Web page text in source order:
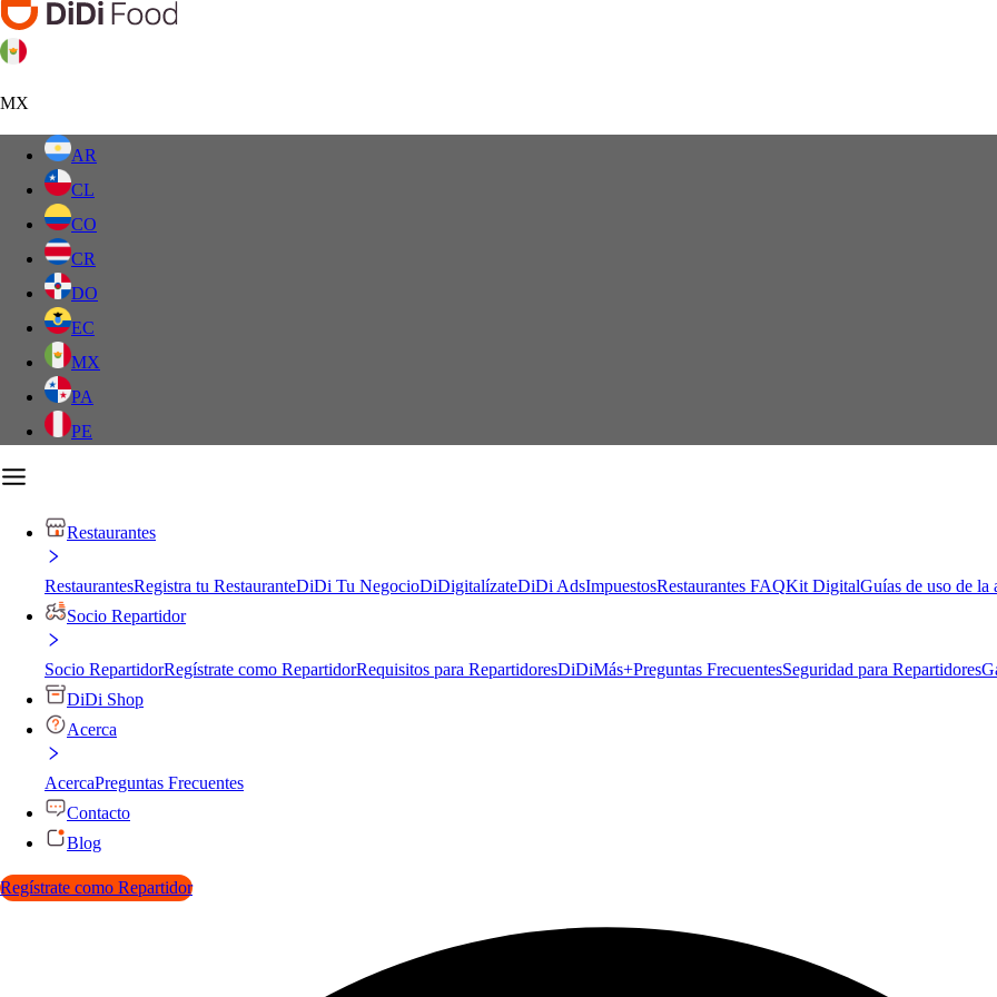
MX
AR
CL
CO
CR
DO
EC
MX
PA
PE
Restaurantes
RestaurantesRegistra tu RestauranteDiDi Tu NegocioDiDigitalízateDiDi AdsImpuestosRestaurantes FAQKit DigitalGuías de uso de la
Socio Repartidor
Socio RepartidorRegístrate como RepartidorRequisitos para RepartidoresDiDiMás+Preguntas FrecuentesSeguridad para Repartidores
DiDi Shop
Acerca
AcercaPreguntas Frecuentes
Contacto
Blog
Regístrate como Repartidor